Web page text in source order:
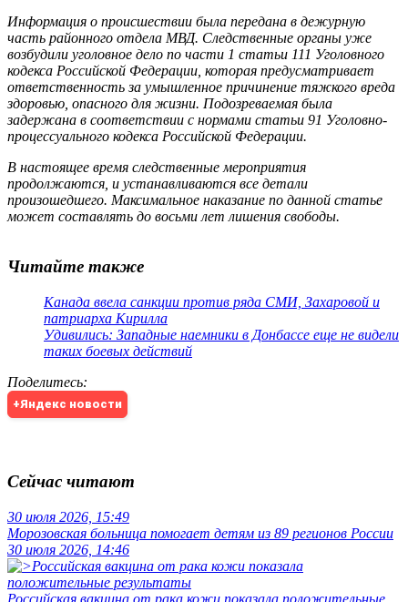
Информация о происшествии была передана в дежурную
часть районного отдела МВД. Следственные органы уже
возбудили уголовное дело по части 1 статьи 111 Уголовного
кодекса Российской Федерации, которая предусматривает
ответственность за умышленное причинение тяжкого вреда
здоровью, опасного для жизни. Подозреваемая была
задержана в соответствии с нормами статьи 91 Уголовно-
процессуального кодекса Российской Федерации.
В настоящее время следственные мероприятия
продолжаются, и устанавливаются все детали
произошедшего. Максимальное наказание по данной статье
может составлять до восьми лет лишения свободы.
Читайте также
Канада ввела санкции против ряда СМИ, Захаровой и
патриарха Кирилла
Удивились: Западные наемники в Донбассе еще не видели
таких боевых действий
Поделитесь:
+Яндекс новости
Сейчас читают
30 июля 2026, 15:49
Морозовская больница помогает детям из 89 регионов России
30 июля 2026, 14:46
Российская вакцина от рака кожи показала положительные